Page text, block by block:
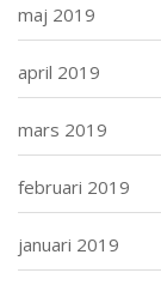
maj 2019
april 2019
mars 2019
februari 2019
januari 2019